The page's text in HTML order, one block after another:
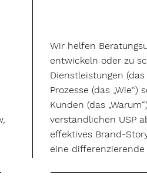
Wir helfen
entwickeln oder zu
Dienstleistungen
Prozesse (das
Kunden (das
verständlichen USP
effektives Brand-
eine